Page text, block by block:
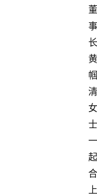
董
事
长
黄
帼
清
女
士
一
起
合
上